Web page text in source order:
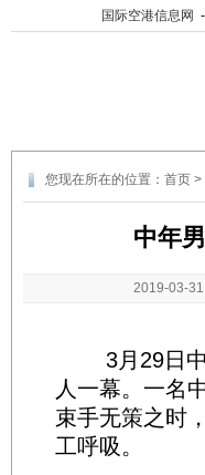
国际空港信息网 -
您现在所在的位置： 首页 >
中年
2019-03-31
3月29日中
人一幕。一名
束手无策之时
工呼吸。